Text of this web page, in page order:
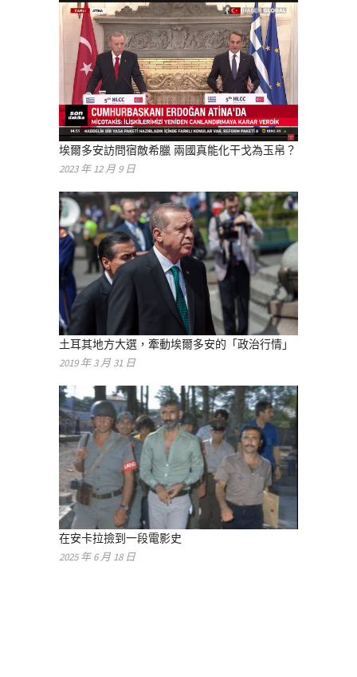
埃爾多安訪問宿敵希臘 兩國真能化干戈為玉帛？
2023 年 12 月 9 日
土耳其地方大選，牽動埃爾多安的「政治行情」
2019 年 3 月 31 日
在安卡拉撿到一段電影史
2025 年 6 月 18 日